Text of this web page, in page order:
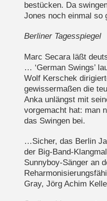
bestücken. Da
Jones noch einmal so
Berliner Tagesspiegel
Marc Secara läßt
… ‘German Swings’
Wolf Kerschek
gewissermaßen die
Anka unlängst mit
vorgemacht hat: man
das Swingen bei.
…Sicher, das Berlin
der Big-Band-
Sunnyboy-Sänger an
Gray, Jörg Achim